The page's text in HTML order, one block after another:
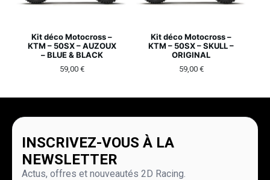
Kit déco Motocross –
KTM – 50SX – AUZOUX
– BLUE & BLACK
59,00 €
Kit déco Motocross –
KTM – 50SX – SKULL –
ORIGINAL
59,00 €
INSCRIVEZ-VOUS À LA
NEWSLETTER
Actus, offres et nouveautés 2D Racing.